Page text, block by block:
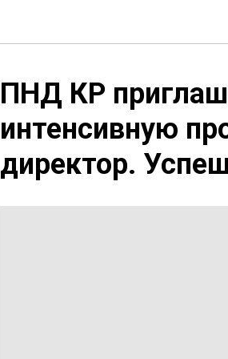
ПНД КР
интенсивную
директор.